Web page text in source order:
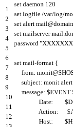
1
2
3
4
5
6
7
8
9
10
11
12
set daemon 120
set logfile /var/log/
set alert mail@domain
set mailservermail.
password
set mail-format {
from: monit@$
subject: monit alert
message: $EVENT
Date: $
Action: $
Host: $